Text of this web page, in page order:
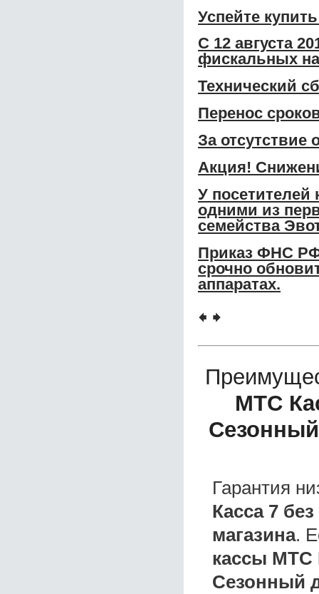
Успейте
С 12 августа
фискальных
Технический
Перенос
За отсутствие
Акция!
У посетителей
одними из
семейства
Приказ ФНС
срочно
аппаратах.
🠸 🠺
МТС
Гарантия
Касса 7
магазина.
кассы МТС
Сезонный